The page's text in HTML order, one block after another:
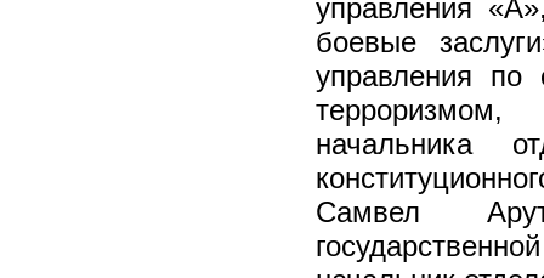
управления
боевые
управления по
терроризмом,
начальника
Самвел